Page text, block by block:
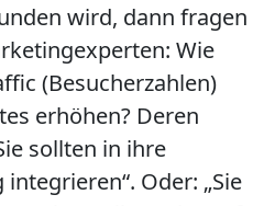
wird, dann fragen
Wie
(Besucherzahlen)
erhöhen? Deren
sollten in ihre
Oder: „Sie